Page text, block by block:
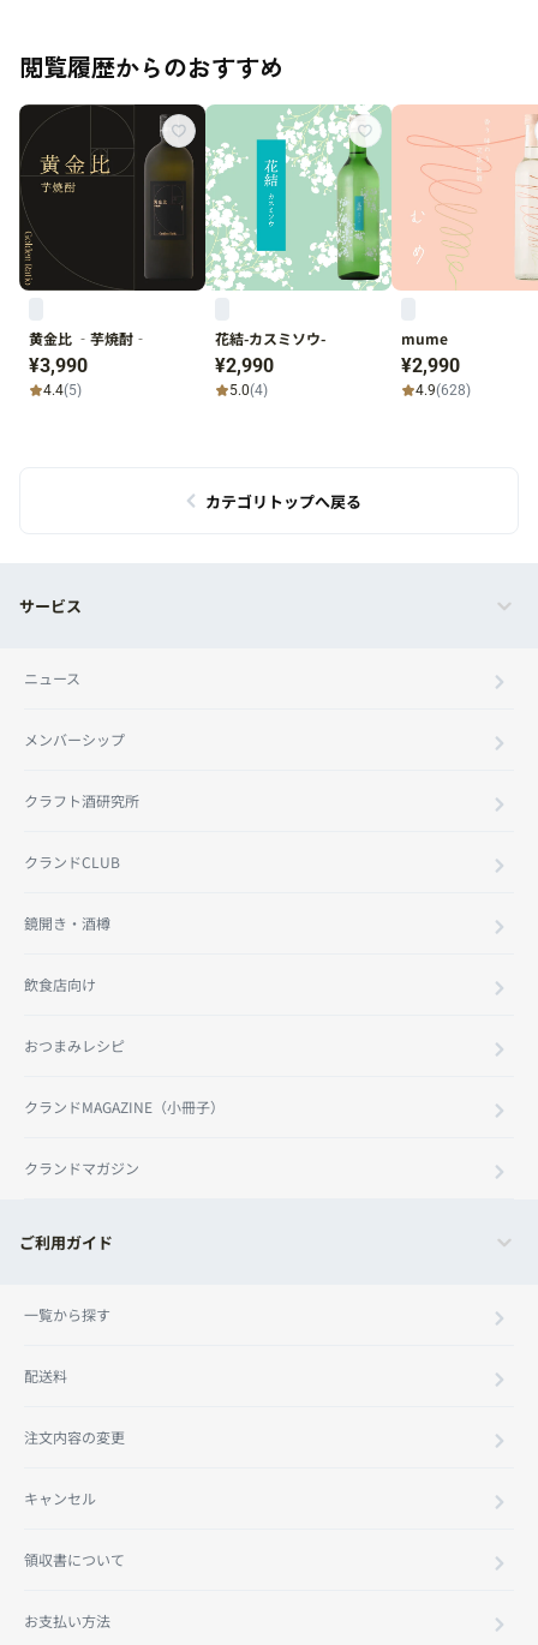
閲覧履歴からのおすすめ
黄金比 ‐芋焼酎‐
¥3,990
4.4(5)
花結-カスミソウ-
¥2,990
5.0(4)
mume
¥2,990
4.9(628)
カテゴリトップへ戻る
サービス
ニュース
メンバーシップ
クラフト酒研究所
クランドCLUB
鏡開き・酒樽
飲食店向け
おつまみレシピ
クランドMAGAZINE（小冊子）
クランドマガジン
ご利用ガイド
一覧から探す
配送料
注文内容の変更
キャンセル
領収書について
お支払い方法